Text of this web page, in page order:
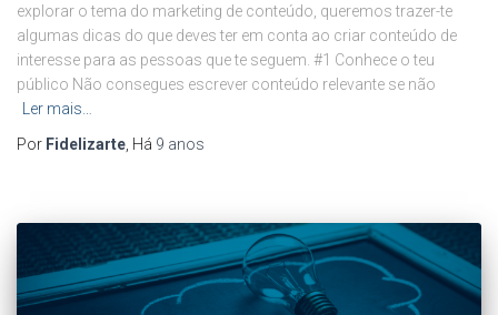
explorar o tema do marketing de conteúdo, queremos trazer-te
algumas dicas do que deves ter em conta ao criar conteúdo de
interesse para as pessoas que te seguem. #1 Conhece o teu
público Não consegues escrever conteúdo relevante se não
Ler mais…
Por Fidelizarte , Há 9 anos